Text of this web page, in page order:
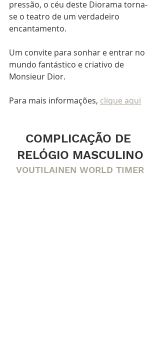
pressão, o céu deste Diorama torna-
se o teatro de um verdadeiro
encantamento.
Um convite para sonhar e entrar no
mundo fantástico e criativo de
Monsieur Dior.
Para mais informações, clique aqui
COMPLICAÇÃO DE
RELÓGIO MASCULINO
VOUTILAINEN WORLD TIMER